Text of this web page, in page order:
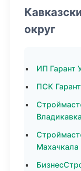
округ
ИП Гарант
ПСК
Махачкала